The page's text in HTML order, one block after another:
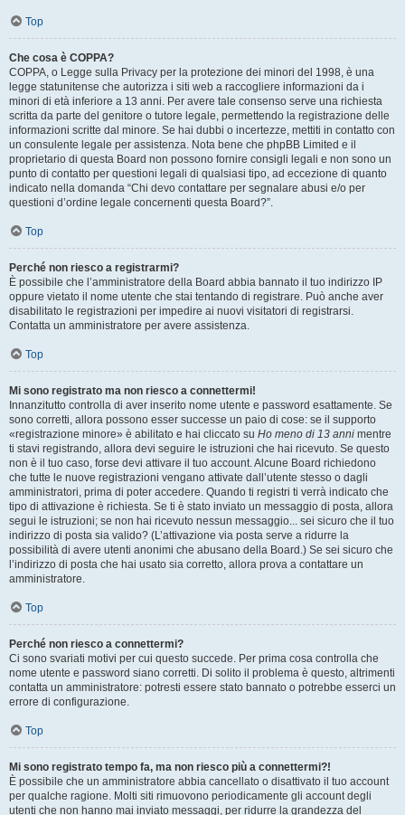
Top
Che cosa è COPPA?
COPPA, o Legge sulla Privacy per la protezione dei minori del 1998, è una
legge statunitense che autorizza i siti web a raccogliere informazioni da i
minori di età inferiore a 13 anni. Per avere tale consenso serve una richiesta
scritta da parte del genitore o tutore legale, permettendo la registrazione delle
informazioni scritte dal minore. Se hai dubbi o incertezze, mettiti in contatto con
un consulente legale per assistenza. Nota bene che phpBB Limited e il
proprietario di questa Board non possono fornire consigli legali e non sono un
punto di contatto per questioni legali di qualsiasi tipo, ad eccezione di quanto
indicato nella domanda “Chi devo contattare per segnalare abusi e/o per
questioni d’ordine legale concernenti questa Board?”.
Top
Perché non riesco a registrarmi?
È possibile che l’amministratore della Board abbia bannato il tuo indirizzo IP
oppure vietato il nome utente che stai tentando di registrare. Può anche aver
disabilitato le registrazioni per impedire ai nuovi visitatori di registrarsi.
Contatta un amministratore per avere assistenza.
Top
Mi sono registrato ma non riesco a connettermi!
Innanzitutto controlla di aver inserito nome utente e password esattamente. Se
sono corretti, allora possono esser successe un paio di cose: se il supporto
«registrazione minore» è abilitato e hai cliccato su Ho meno di 13 anni mentre
ti stavi registrando, allora devi seguire le istruzioni che hai ricevuto. Se questo
non è il tuo caso, forse devi attivare il tuo account. Alcune Board richiedono
che tutte le nuove registrazioni vengano attivate dall’utente stesso o dagli
amministratori, prima di poter accedere. Quando ti registri ti verrà indicato che
tipo di attivazione è richiesta. Se ti è stato inviato un messaggio di posta, allora
segui le istruzioni; se non hai ricevuto nessun messaggio... sei sicuro che il tuo
indirizzo di posta sia valido? (L’attivazione via posta serve a ridurre la
possibilità di avere utenti anonimi che abusano della Board.) Se sei sicuro che
l’indirizzo di posta che hai usato sia corretto, allora prova a contattare un
amministratore.
Top
Perché non riesco a connettermi?
Ci sono svariati motivi per cui questo succede. Per prima cosa controlla che
nome utente e password siano corretti. Di solito il problema è questo, altrimenti
contatta un amministratore: potresti essere stato bannato o potrebbe esserci un
errore di configurazione.
Top
Mi sono registrato tempo fa, ma non riesco più a connettermi?!
È possibile che un amministratore abbia cancellato o disattivato il tuo account
per qualche ragione. Molti siti rimuovono periodicamente gli account degli
utenti che non hanno mai inviato messaggi, per ridurre la grandezza del